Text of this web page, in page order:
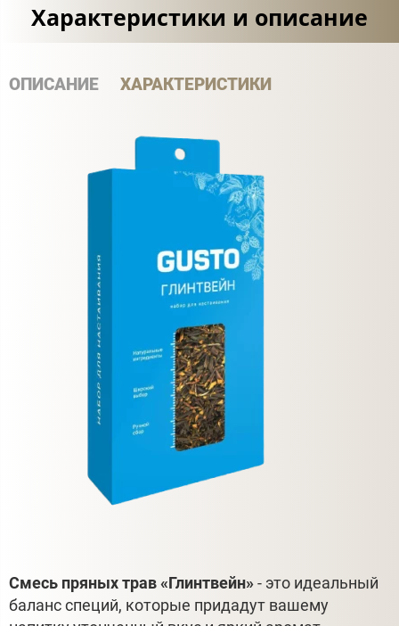
Характеристики и описание
ОПИСАНИЕ ХАРАКТЕРИСТИКИ
Смесь пряных трав «Глинтвейн»- это идеальный
баланс специй, которые придадут вашему